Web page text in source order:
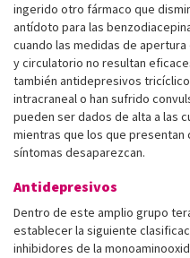
ingerido otro fármaco que
antídoto para las
cuando las medidas de
y circulatorio no resultan
también antidepresivos
intracraneal o han sufrido
pueden ser dados de alta a las
mientras que los que presentan
síntomas desaparezcan.
Antidepresivos
Dentro de este amplio grupo
establecer la siguiente
inhibidores de la